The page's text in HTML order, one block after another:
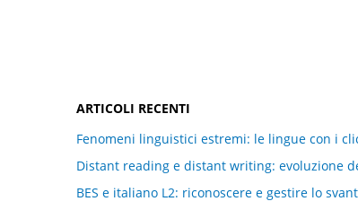
ARTICOLI RECENTI
Fenomeni linguistici estremi: le lingue con i
Distant reading e distant writing: evoluzione
BES e italiano L2: riconoscere e gestire lo